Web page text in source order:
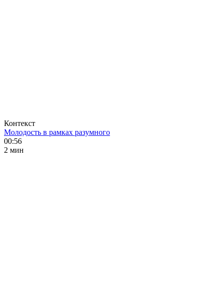
Контекст
Молодость в рамках разумного
00:56
2 мин